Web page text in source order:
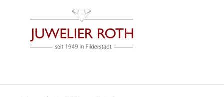
Der Eintrag "offcanvas-col1" existiert leider nicht.
Der Eintrag "offcanvas-col3" existiert leider nicht.